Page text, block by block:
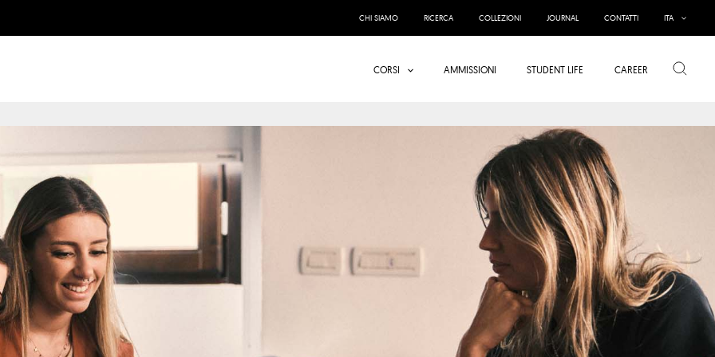
CHI SIAMO RICERCA COLLEZIONI JOURNAL CONTATTI ITA
CORSI AMMISSIONI STUDENT LIFE CAREER Cerca